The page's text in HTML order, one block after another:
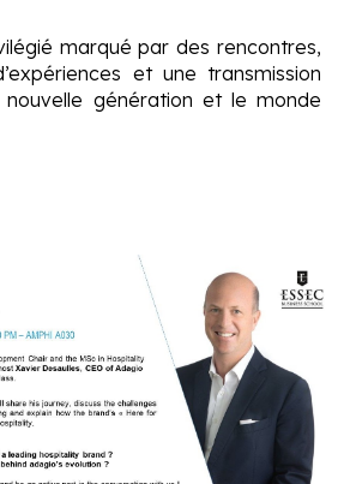
marqué par des rencontres,
et une transmission
génération et le monde